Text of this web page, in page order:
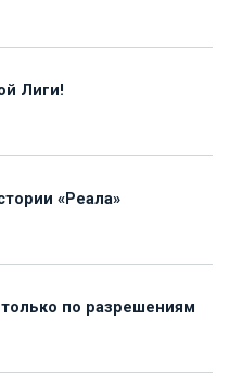
Лиги!
«Реала»
по разрешениям